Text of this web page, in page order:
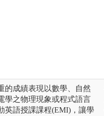
的成績表現以數學、自然
學之物理現象或程式語言
英語授課課程(EMI)，讓學